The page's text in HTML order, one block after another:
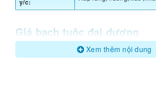
y/c:
Giá bạch tuộc đại dương
Bạch tuộc được cấp đông tiêu chuẩn
Đảm bảo chất lượng bạch tuộc giòn
Xem thêm nội dung